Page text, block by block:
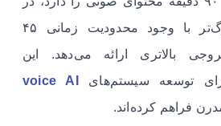
حالی که نسخه بزرگ‌تر با وجود محدودیت زمانی ۴۵
بالاتری ارائه می‌دهد. این
توسعه سیستم‌های
voice AI
فراهم کرده‌اند.